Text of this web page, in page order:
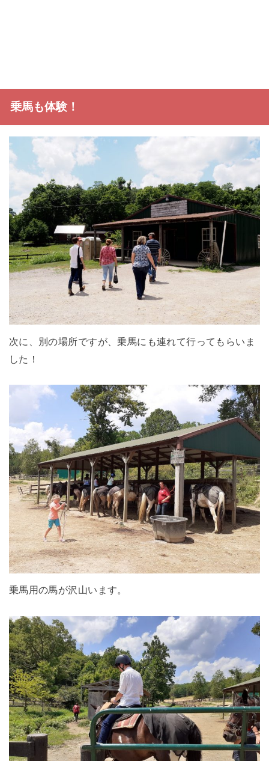
乗馬も体験！
次に、別の場所ですが、乗馬にも連れて行ってもらいま
した！
乗馬用の馬が沢山います。